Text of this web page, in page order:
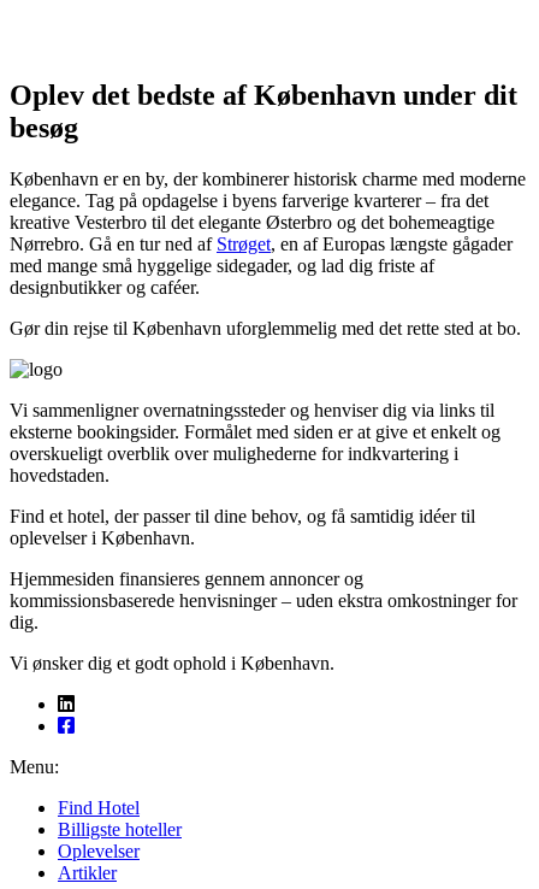
Oplev det bedste af København under dit
besøg
København er en by, der kombinerer historisk charme med moderne
elegance. Tag på opdagelse i byens farverige kvarterer – fra det
kreative Vesterbro til det elegante Østerbro og det bohemeagtige
Nørrebro. Gå en tur ned af Strøget, en af Europas længste gågader
med mange små hyggelige sidegader, og lad dig friste af
designbutikker og caféer.
Gør din rejse til København uforglemmelig med det rette sted at bo.
Vi sammenligner over­natningssteder og henviser dig via links til
eksterne bookingsider. Formålet med siden er at give et enkelt og
overskueligt overblik over mulighederne for indkvartering i
hovedstaden.
Find et hotel, der passer til dine behov, og få samtidig idéer til
oplevelser i København.
Hjemmesiden finansieres gennem annoncer og
kommissionsbaserede henvisninger – uden ekstra omkostninger for
dig.
Vi ønsker dig et godt ophold i København.
Menu:
Find Hotel
Billigste hoteller
Oplevelser
Artikler